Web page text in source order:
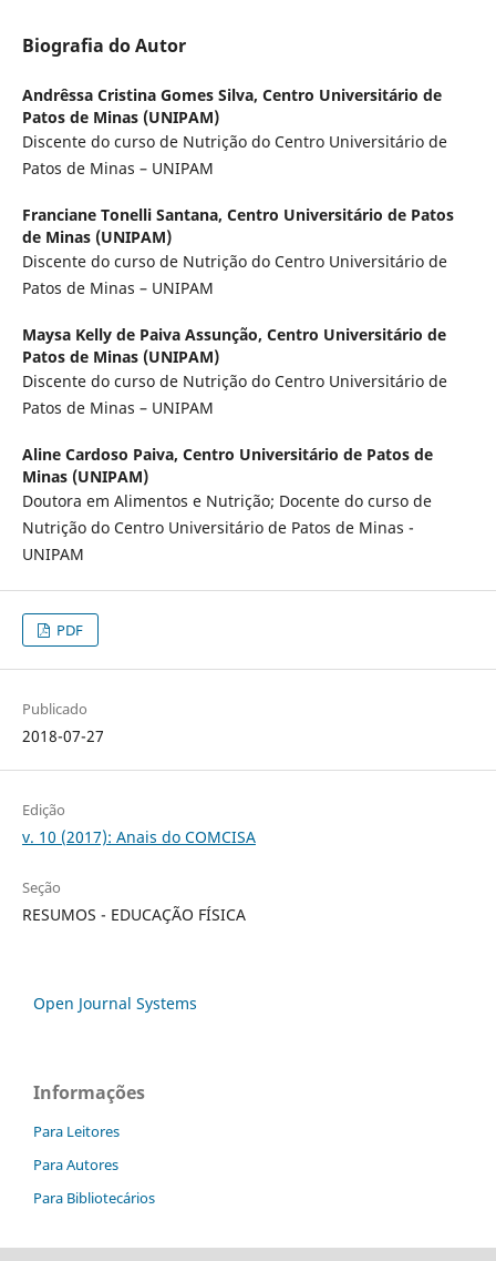
Biografia do Autor
Andrêssa Cristina Gomes Silva, Centro Universitário de
Patos de Minas (UNIPAM)
Discente do curso de Nutrição do Centro Universitário de
Patos de Minas – UNIPAM
Franciane Tonelli Santana, Centro Universitário de Patos
de Minas (UNIPAM)
Discente do curso de Nutrição do Centro Universitário de
Patos de Minas – UNIPAM
Maysa Kelly de Paiva Assunção, Centro Universitário de
Patos de Minas (UNIPAM)
Discente do curso de Nutrição do Centro Universitário de
Patos de Minas – UNIPAM
Aline Cardoso Paiva, Centro Universitário de Patos de
Minas (UNIPAM)
Doutora em Alimentos e Nutrição; Docente do curso de
Nutrição do Centro Universitário de Patos de Minas -
UNIPAM
PDF
Publicado
2018-07-27
Edição
v. 10 (2017): Anais do COMCISA
Seção
RESUMOS - EDUCAÇÃO FÍSICA
Open Journal Systems
Informações
Para Leitores
Para Autores
Para Bibliotecários